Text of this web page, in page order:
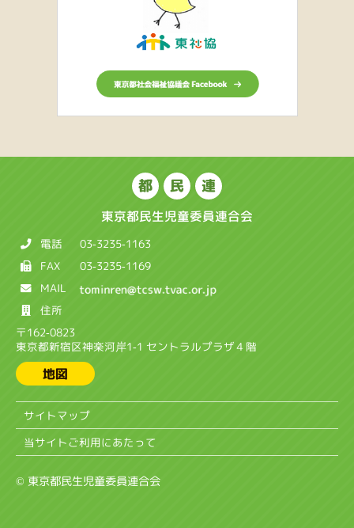
都 民 連
東京都民生児童委員連合会
電話 03-3235-1163
FAX 03-3235-1169
MAIL
住所
〒162-0823
東京都新宿区神楽河岸1-1 セントラルプラザ４階
地図
サイトマップ
当サイトご利用にあたって
© 東京都民生児童委員連合会